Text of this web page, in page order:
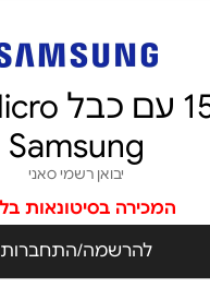
Samsung
יבואן רשמי סאני
המכירה בסיטונאות
להרשמה/התחברות